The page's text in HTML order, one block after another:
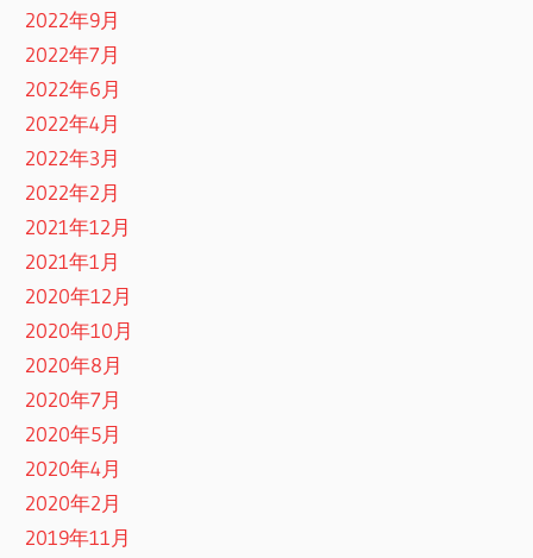
2022年9月
2022年7月
2022年6月
2022年4月
2022年3月
2022年2月
2021年12月
2021年1月
2020年12月
2020年10月
2020年8月
2020年7月
2020年5月
2020年4月
2020年2月
2019年11月